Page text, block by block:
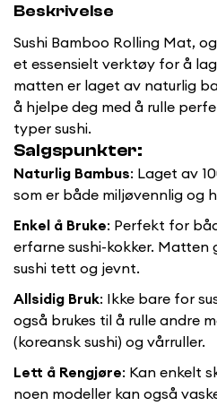
Beskrivelse
Sushi Bamboo Rolling Mat,
et essensielt verktøy for å
matten er laget av naturlig
å hjelpe deg med å rulle
typer sushi.
Salgspunkter:
Naturlig Bambus: Laget av
som er både miljøvennlig og
Enkel å Bruke: Perfekt for
erfarne sushi-kokker. Matten
sushi tett og jevnt.
Allsidig Bruk: Ikke bare for
også brukes til å rulle andre
(koreansk sushi) og vårruller.
Lett å Rengjøre: Kan enkelt
noen modeller kan også